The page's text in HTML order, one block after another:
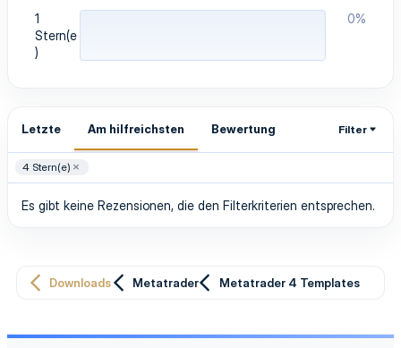
1
Stern(e
)
0%
Letzte Am hilfreichsten Bewertung Filter
4 Stern(e)
Es gibt keine Rezensionen, die den Filterkriterien entsprechen.
Downloads Metatrader Metatrader 4 Templates